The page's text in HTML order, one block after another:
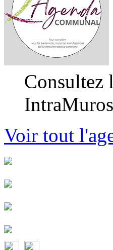
Consultez
IntraMuros
Voir tout